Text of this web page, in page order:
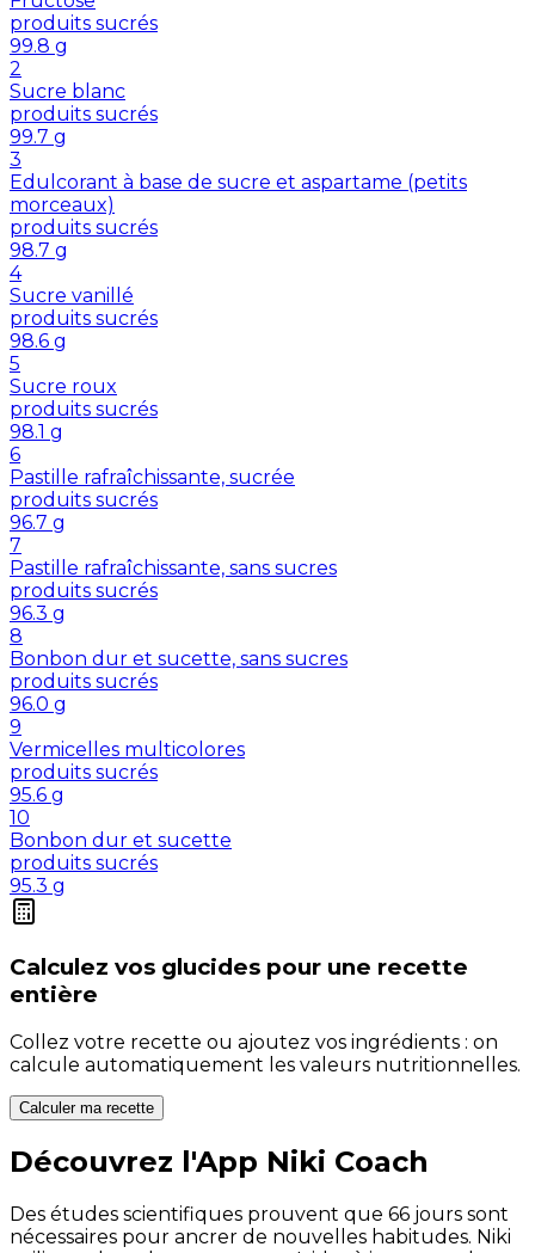
produits sucrés
99.8 g
2
Sucre blanc
produits sucrés
99.7 g
3
Edulcorant à base de sucre et aspartame (petits
morceaux)
produits sucrés
98.7 g
4
Sucre vanillé
produits sucrés
98.6 g
5
Sucre roux
produits sucrés
98.1 g
6
Pastille rafraîchissante, sucrée
produits sucrés
96.7 g
7
Pastille rafraîchissante, sans sucres
produits sucrés
96.3 g
8
Bonbon dur et sucette, sans sucres
produits sucrés
96.0 g
9
Vermicelles multicolores
produits sucrés
95.6 g
10
Bonbon dur et sucette
produits sucrés
95.3 g
Calculez vos glucides pour une recette
entière
Collez votre recette ou ajoutez vos ingrédients : on
calcule automatiquement les valeurs nutritionnelles.
Calculer ma recette
Découvrez l'App Niki Coach
Des études scientifiques prouvent que 66 jours sont
nécessaires pour ancrer de nouvelles habitudes. Niki